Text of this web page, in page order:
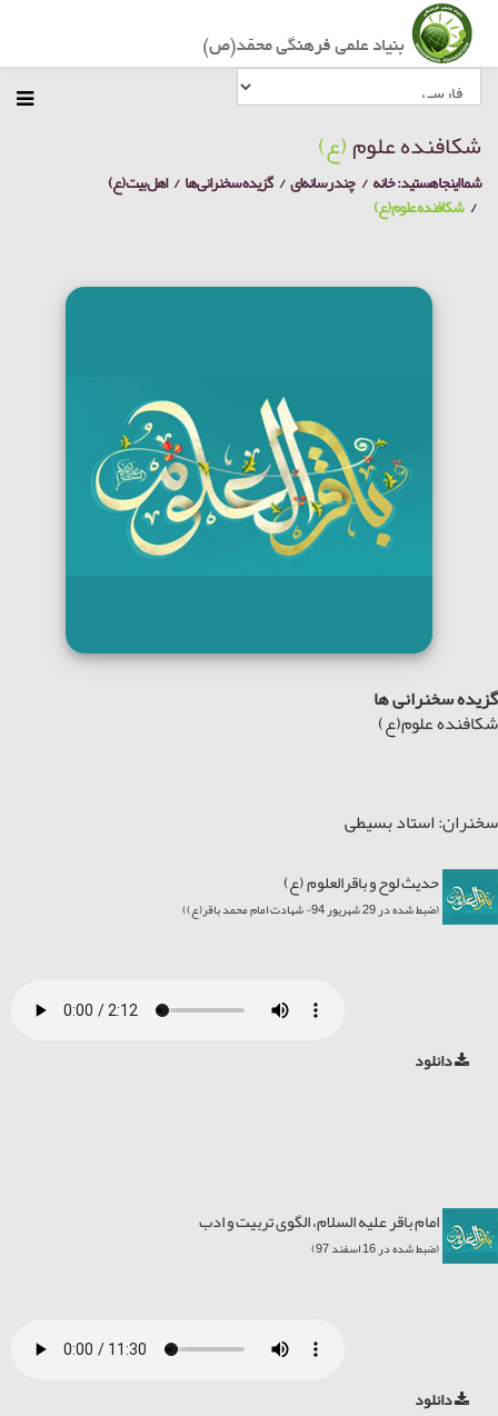
شکافنده علوم(ع)
شما اینجا هستید:خانه چند رسانه‌ای گزیده سخنرانی ها اهل بیت (ع)
شکافنده علوم (ع)
گزیده سخنرانی ها
شکافنده علوم(ع)
سخنران: استاد بسیطی
حدیث لوح و باقرالعلوم (ع)
(ضبط شده در 29 شهریور 94- شهادت امام محمد باقر(ع))
دانلود
امام باقر علیه السلام، الگوی تربیت و ادب
(ضبط شده در 16 اسفند 97)
دانلود